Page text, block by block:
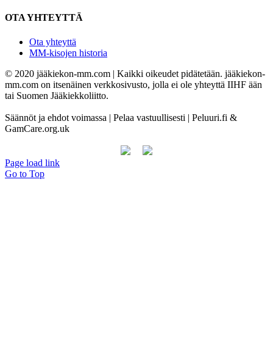
OTA YHTEYTTÄ
Ota yhteyttä
MM-kisojen historia
© 2020 jääkiekon-mm.com | Kaikki oikeudet pidätetään. jääkiekon-
mm.com on itsenäinen verkkosivusto, jolla ei ole yhteyttä IIHF ään
tai Suomen Jääkiekkoliitto.
Säännöt ja ehdot voimassa | Pelaa vastuullisesti | Peluuri.fi &
GamCare.org.uk
Page load link
Go to Top